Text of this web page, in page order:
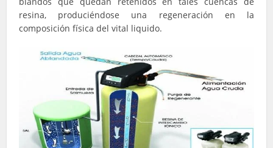
resina, produciéndose una regeneración en la
composición física del vital liquido.